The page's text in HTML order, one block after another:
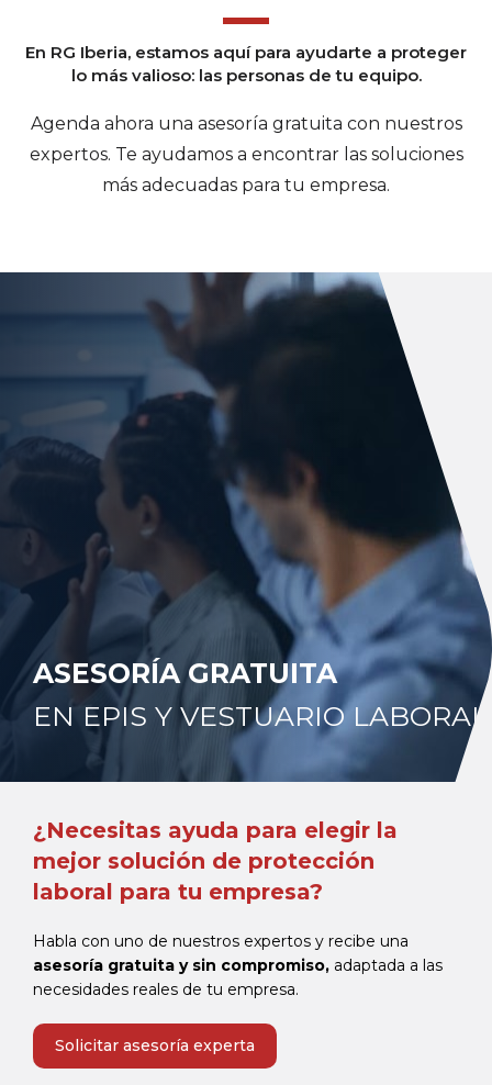
En RG Iberia, estamos aquí para ayudarte a proteger
lo más valioso: las personas de tu equipo.
Agenda ahora una asesoría gratuita con nuestros
expertos. Te ayudamos a encontrar las soluciones
más adecuadas para tu empresa.
ASESORÍA GRATUITA
EN EPIS Y VESTUARIO LABORAL
¿Necesitas ayuda para elegir la
mejor solución de protección
laboral para tu empresa?
Habla con uno de nuestros expertos y recibe una
asesoría gratuita y sin compromiso, adaptada a las
necesidades reales de tu empresa.
Solicitar asesoría experta